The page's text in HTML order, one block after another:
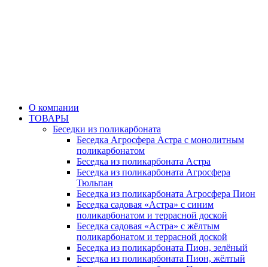
О компании
ТОВАРЫ
Беседки из поликарбоната
Беседка Агросфера Астра с монолитным
поликарбонатом
Беседка из поликарбоната Астра
Беседка из поликарбоната Агросфера
Тюльпан
Беседка из поликарбоната Агросфера Пион
Беседка садовая «Астра» с синим
поликарбонатом и террасной доской
Беседка садовая «Астра» с жёлтым
поликарбонатом и террасной доской
Беседка из поликарбоната Пион, зелёный
Беседка из поликарбоната Пион, жёлтый